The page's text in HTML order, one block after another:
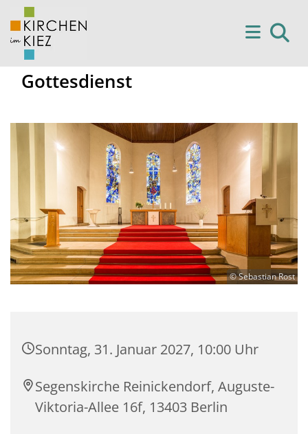
Gottesdienst
© Sebastian Rost
Sonntag, 31. Januar 2027, 10:00 Uhr
Segenskirche Reinickendorf, Auguste-
Viktoria-Allee 16f, 13403 Berlin